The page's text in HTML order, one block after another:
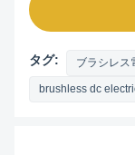
タグ: ブラシレス
brushless dc